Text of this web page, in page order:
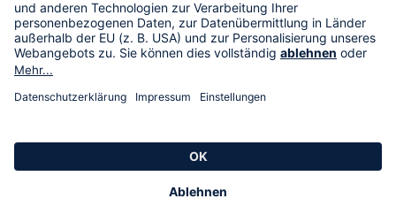
HSE International